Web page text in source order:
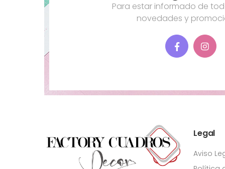
Para estar informado de
novedades y
Legal
Aviso